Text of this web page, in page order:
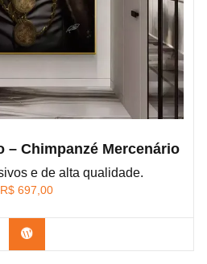
– Chimpanzé Mercenário
e de alta qualidade.
R$ 697,00
Confira os modelos